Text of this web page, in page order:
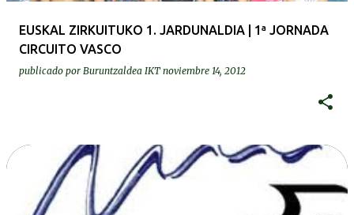
EUSKAL ZIRKUITUKO 1. JARDUNALDIA | 1ª JORNADA
CIRCUITO VASCO
publicado por Buruntzaldea IKT noviembre 14, 2012